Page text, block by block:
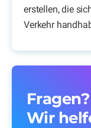
erstellen, die
Verkehr
Fragen?
Wir